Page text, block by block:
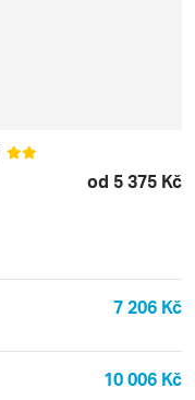
od 5 375 Kč
7 206 Kč
10 006 Kč